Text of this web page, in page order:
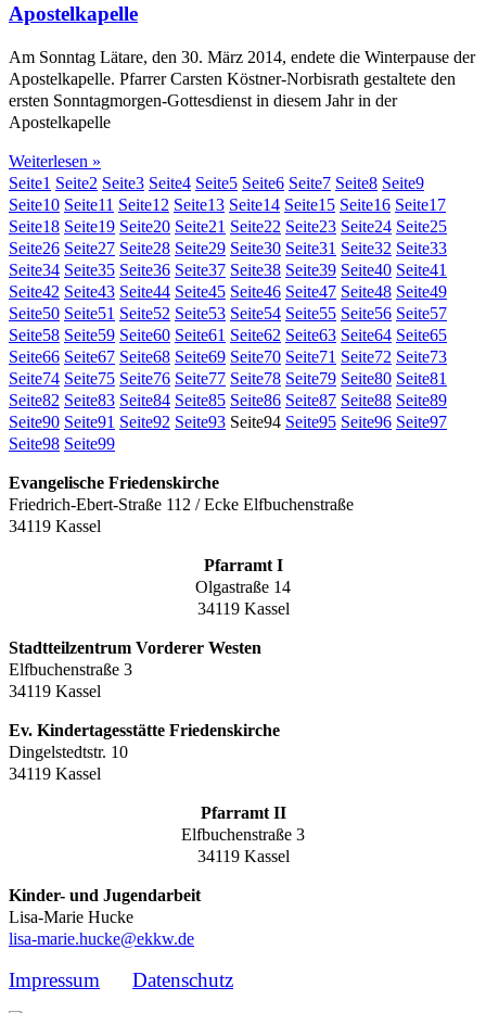
Apostelkapelle
Am Sonntag Lätare, den 30. März 2014, endete die Winterpause der
Apostelkapelle. Pfarrer Carsten Köstner-Norbisrath gestaltete den
ersten Sonntagmorgen-Gottesdienst in diesem Jahr in der
Apostelkapelle
Weiterlesen »
Seite1 Seite2 Seite3 Seite4 Seite5 Seite6 Seite7 Seite8 Seite9
Seite10 Seite11 Seite12 Seite13 Seite14 Seite15 Seite16 Seite17
Seite18 Seite19 Seite20 Seite21 Seite22 Seite23 Seite24 Seite25
Seite26 Seite27 Seite28 Seite29 Seite30 Seite31 Seite32 Seite33
Seite34 Seite35 Seite36 Seite37 Seite38 Seite39 Seite40 Seite41
Seite42 Seite43 Seite44 Seite45 Seite46 Seite47 Seite48 Seite49
Seite50 Seite51 Seite52 Seite53 Seite54 Seite55 Seite56 Seite57
Seite58 Seite59 Seite60 Seite61 Seite62 Seite63 Seite64 Seite65
Seite66 Seite67 Seite68 Seite69 Seite70 Seite71 Seite72 Seite73
Seite74 Seite75 Seite76 Seite77 Seite78 Seite79 Seite80 Seite81
Seite82 Seite83 Seite84 Seite85 Seite86 Seite87 Seite88 Seite89
Seite90 Seite91 Seite92 Seite93 Seite94 Seite95 Seite96 Seite97
Seite98 Seite99
Evangelische Friedenskirche
Friedrich-Ebert-Straße 112 / Ecke Elfbuchenstraße
34119 Kassel
Pfarramt I
Olgastraße 14
34119 Kassel
Stadtteilzentrum Vorderer Westen
Elfbuchenstraße 3
34119 Kassel
Ev. Kindertagesstätte Friedenskirche
Dingelstedtstr. 10
34119 Kassel
Pfarramt II
Elfbuchenstraße 3
34119 Kassel
Kinder- und Jugendarbeit
Lisa-Marie Hucke
lisa-marie.hucke@ekkw.de
Impressum Datenschutz